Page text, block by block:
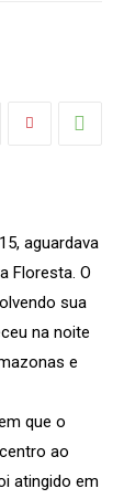
aguardava
Floresta. O
sua
na noite
e
que o
ao
atingido em